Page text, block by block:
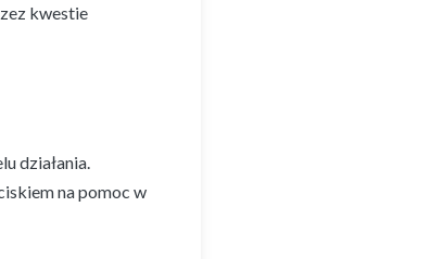
kwestie
działania.
na pomoc w